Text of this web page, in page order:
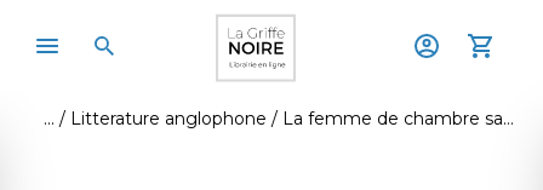
Litterature anglophone La femme de chambre sauve noël